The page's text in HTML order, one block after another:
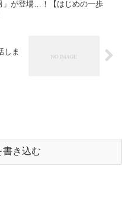
」が登場…！【はじめの一歩
しま
書き込む